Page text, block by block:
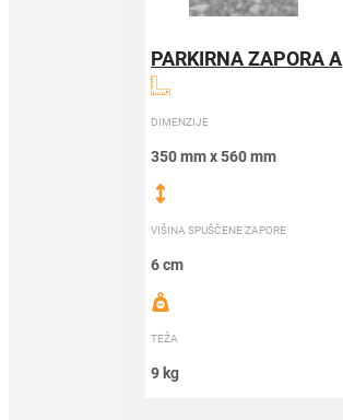
PARKIRNA ZAPORA A
DIMENZIJE
350 mm x 560 mm
VIŠINA SPUŠČENE ZAPORE
6 cm
TEŽA
9 kg